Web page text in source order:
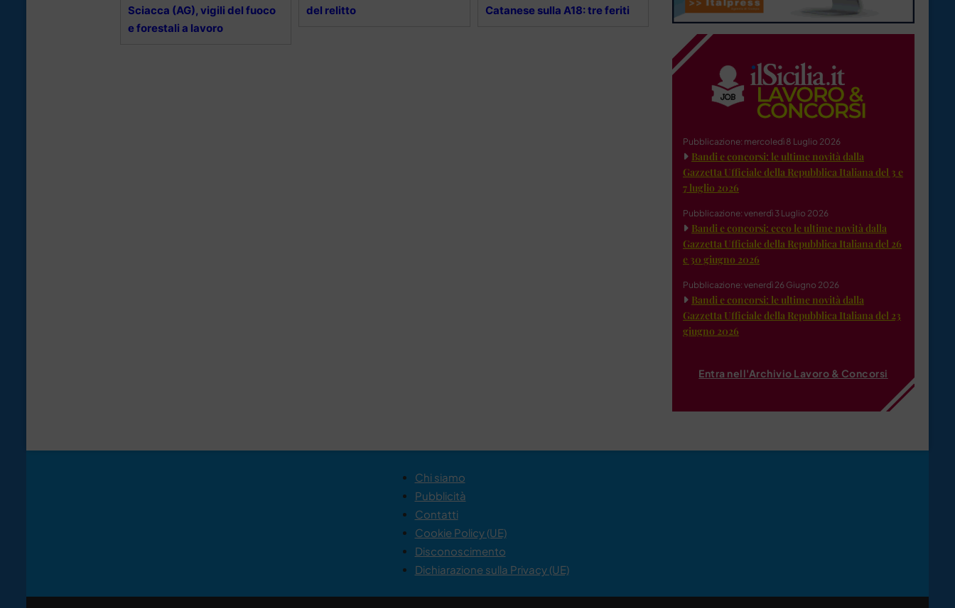
Sciacca (AG), vigili del fuoco
e forestali a lavoro
del relitto
Catanese sulla A18: tre feriti
Pubblicazione: mercoledì 8 Luglio 2026
Bandi e concorsi: le ultime novità dalla
Gazzetta Ufficiale della Repubblica Italiana del 3 e
7 luglio 2026
Pubblicazione: venerdì 3 Luglio 2026
Bandi e concorsi: ecco le ultime novità dalla
Gazzetta Ufficiale della Repubblica Italiana del 26
e 30 giugno 2026
Pubblicazione: venerdì 26 Giugno 2026
Bandi e concorsi: le ultime novità dalla
Gazzetta Ufficiale della Repubblica Italiana del 23
giugno 2026
Entra nell'Archivio Lavoro & Concorsi
Chi siamo
Pubblicità
Contatti
Cookie Policy (UE)
Disconoscimento
Dichiarazione sulla Privacy (UE)